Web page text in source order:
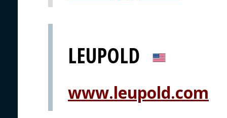
LEUPOLD
www.leupold.com